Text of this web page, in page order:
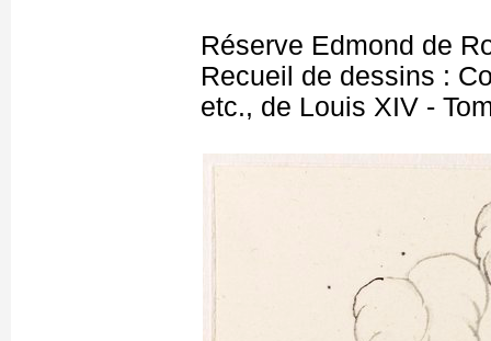
Réserve Edmond de
Recueil de dessins :
etc., de Louis XIV -